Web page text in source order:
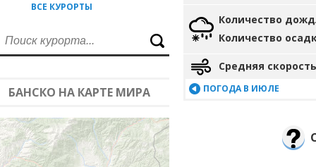
ВСЕ КУРОРТЫ
БАНСКО НА КАРТЕ МИРА
Количество
Количество
Средняя
ПОГОДА В ИЮЛЕ